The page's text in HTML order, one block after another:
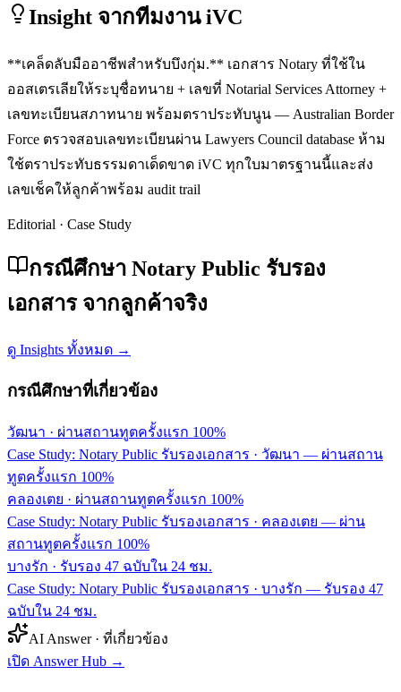
Insight จากทีมงาน iVC
**เคล็ดลับมืออาชีพสำหรับบึงกุ่ม.** เอกสาร Notary ที่ใช้ใน
ออสเตรเลียให้ระบุชื่อทนาย + เลขที่ Notarial Services Attorney +
เลขทะเบียนสภาทนาย พร้อมตราประทับนูน — Australian Border
Force ตรวจสอบเลขทะเบียนผ่าน Lawyers Council database ห้าม
ใช้ตราประทับธรรมดาเด็ดขาด iVC ทุกใบมาตรฐานนี้และส่ง
เลขเช็คให้ลูกค้าพร้อม audit trail
Editorial · Case Study
กรณีศึกษา Notary Public รับรอง
เอกสาร จากลูกค้าจริง
ดู Insights ทั้งหมด →
กรณีศึกษาที่เกี่ยวข้อง
วัฒนา · ผ่านสถานทูตครั้งแรก 100%
Case Study: Notary Public รับรองเอกสาร · วัฒนา — ผ่านสถาน
ทูตครั้งแรก 100%
คลองเตย · ผ่านสถานทูตครั้งแรก 100%
Case Study: Notary Public รับรองเอกสาร · คลองเตย — ผ่าน
สถานทูตครั้งแรก 100%
บางรัก · รับรอง 47 ฉบับใน 24 ชม.
Case Study: Notary Public รับรองเอกสาร · บางรัก — รับรอง 47
ฉบับใน 24 ชม.
AI Answer · ที่เกี่ยวข้อง
เปิด Answer Hub →